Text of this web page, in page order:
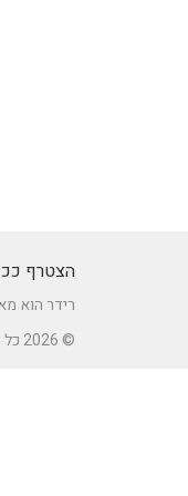
הצטרף
רידר הוא מאגר מאמרים שכבר 20
© 2026 כל הזכויות שמורות